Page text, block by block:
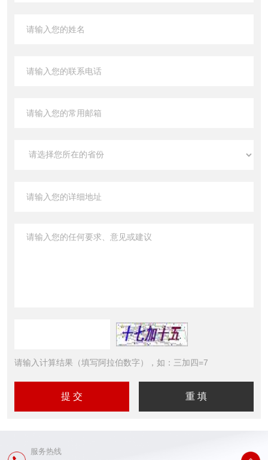
请输入计算结果（填写阿拉伯数字），如：三加四=7
服务热线